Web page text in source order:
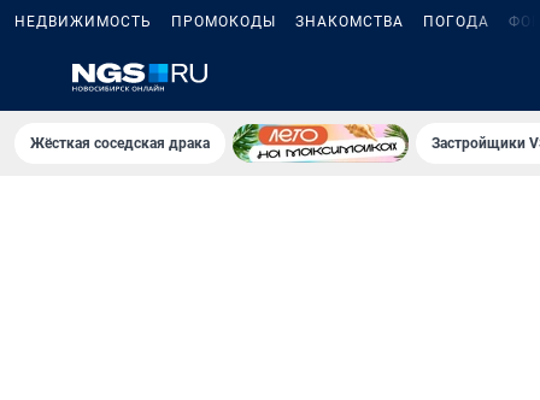
НЕДВИЖИМОСТЬ ПРОМОКОДЫ ЗНАКОМСТВА ПОГОДА
Жёсткая соседская драка Застройщики